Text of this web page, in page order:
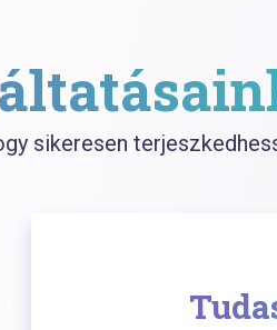
sikeresen